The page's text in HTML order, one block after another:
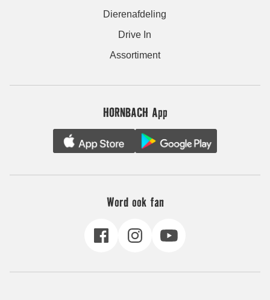
Dierenafdeling
Drive In
Assortiment
HORNBACH App
Word ook fan